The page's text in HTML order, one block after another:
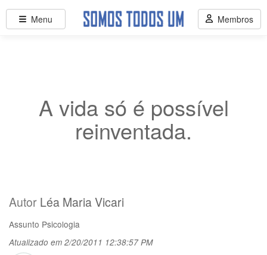
A vida só é possível
reinventada.
Autor Léa Maria Vicari
Assunto Psicologia
Atualizado em 2/20/2011 12:38:57 PM
Menu Membros